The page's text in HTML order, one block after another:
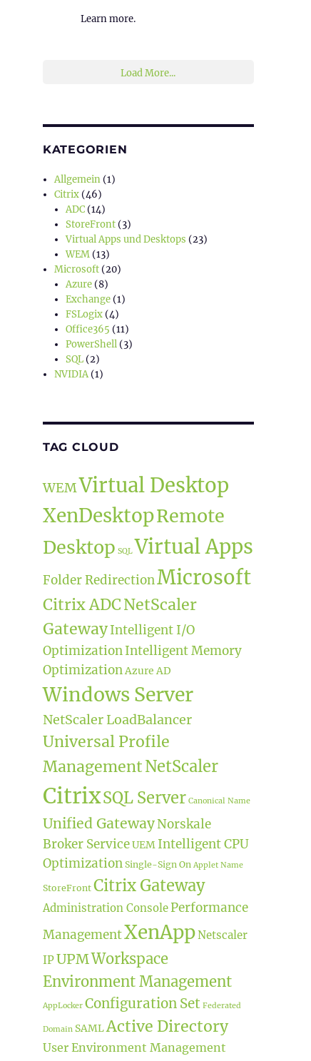
Learn more.
Load More...
KATEGORIEN
Allgemein(1)
Citrix(46)
ADC(14)
StoreFront(3)
Virtual Apps und Desktops (23)
WEM(13)
Microsoft(20)
Azure(8)
Exchange(1)
FSLogix(4)
Office365 (11)
PowerShell(3)
SQL(2)
NVIDIA(1)
TAG CLOUD
WEMVirtual Desktop
XenDesktopRemote
Desktop SQL Virtual Apps
Folder RedirectionMicrosoft
Citrix ADCNetScaler
GatewayIntelligent I/O
OptimizationIntelligent Memory
OptimizationAzure AD
Windows Server
NetScaler LoadBalancer
Universal Profile
ManagementNetScaler
CitrixSQL Server Canonical Name
Unified GatewayNorskale
Broker ServiceUEM Intelligent CPU
Optimization Single-Sign On Applet Name
StoreFront Citrix Gateway
Administration ConsolePerformance
ManagementXenAppNetscaler
IPUPMWorkspace
Environment Management
AppLocker Configuration Set Federated
Domain SAMLActive Directory
User Environment Management